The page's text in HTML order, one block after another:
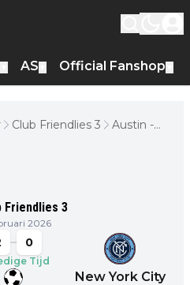
AS Official Fanshop
Club Friendlies 3
Austin -
Friendlies 3
2026
0
Tijd
New York City